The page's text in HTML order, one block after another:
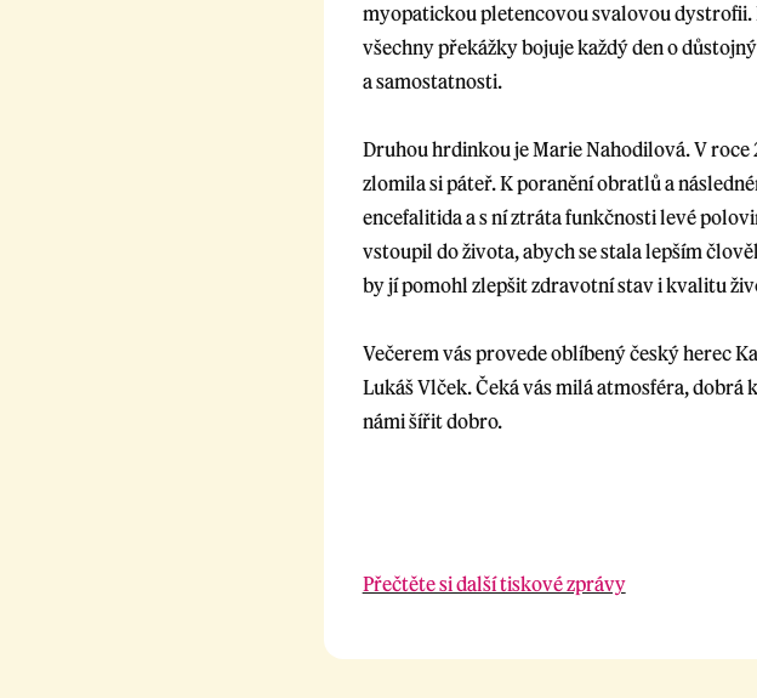
myopatickou pletencovou svalovou dystrofii.
všechny překážky bojuje každý den o
a samostatnosti.
Druhou hrdinkou je Marie Nahodilová. V
zlomila si páteř. K poranění obratlů a
encefalitida a s ní ztráta funkčnosti levé
vstoupil do života, abych se stala lepším
by jí pomohl zlepšit zdravotní stav i kvalitu
Večerem vás provede oblíbený český herec
Lukáš Vlček. Čeká vás milá atmosféra, dobrá
námi šířit dobro.
Přečtěte si další tiskové zprávy